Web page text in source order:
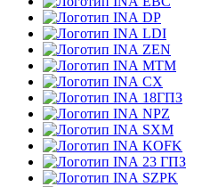
DP
LDI
ZEN
MTM
CX
18ГПЗ
NPZ
SXM
KOFK
23 ГПЗ
SZPK